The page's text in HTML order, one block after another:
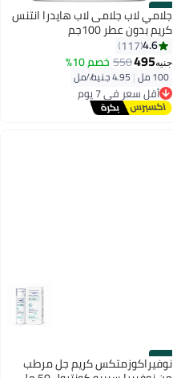
#32
جلامي لاب جلامى لاب هايدرا انتنس
كريم بدون عطر 100جم
4.6
117
جنيه495
550 خصم 10%
100 مل |
أقل سعر في 7 يوم
توصيل مجاني
أقل سعر في 7 يوم
#34
نوفيراكوزمتكس كريم جل مرطب